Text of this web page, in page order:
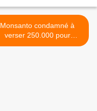
Monsanto condamné à
verser 250.000 pour
publicité mensongère >